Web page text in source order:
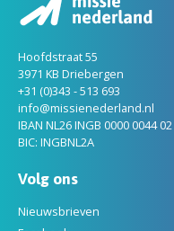
Hoofdstraat 55
3971 KB Driebergen
+31 (0)343 - 513 693
info@missienederland.nl
IBAN NL26 INGB 0000 0044 02
BIC: INGBNL2A
Volg ons
Nieuwsbrieven